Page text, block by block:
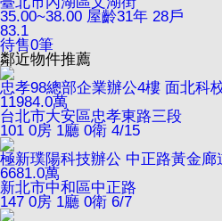
35.00~38.00 屋齡31年 28戶
83.1
待售0筆
鄰近物件推薦
忠孝98總部企業辦公4樓 面北科
11984.0萬
台北市大安區忠孝東路三段
101 0房 1廳 0衛 4/15
極新璞陽科技辦公 中正路黃金廊
6681.0萬
新北市中和區中正路
147 0房 1廳 0衛 6/7